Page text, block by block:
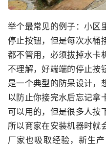
举个最常见的例子：小区
停止按钮，但是每次水桶
都不管用，必须拔掉水卡
不理解，好端端的停止按
是一个典型的防呆设计，
以防止你接完水后忘记拿
可以用的，但是很多人按
所以商家在安装机器时就
厂家也吸取经验，新生